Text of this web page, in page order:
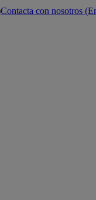
Contacta con nosotros